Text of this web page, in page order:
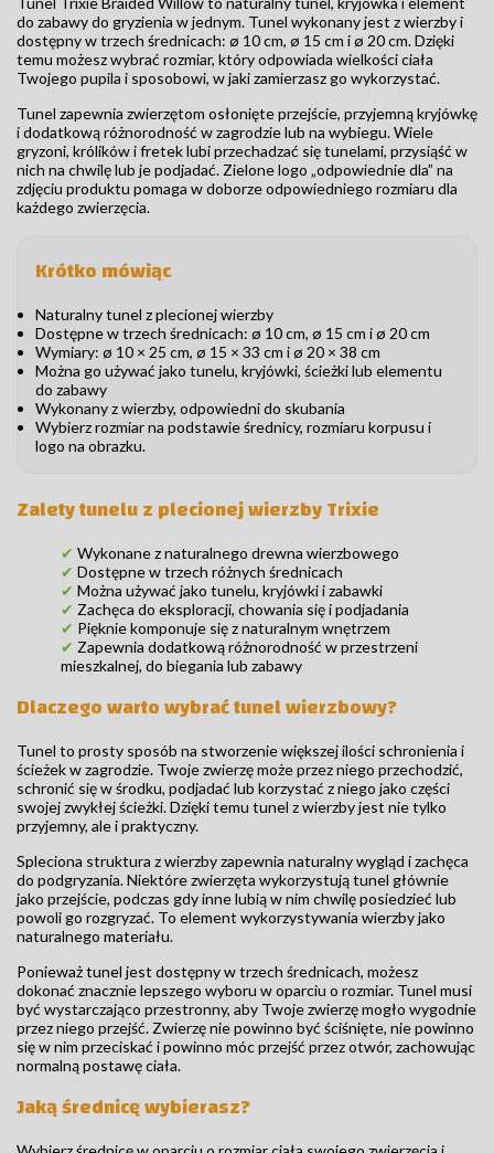
do zabawy do gryzienia w jednym. Tunel wykonany jest z wierzby i
dostępny w trzech średnicach: ø 10 cm, ø 15 cm i ø 20 cm. Dzięki
temu możesz wybrać rozmiar, który odpowiada wielkości ciała
Twojego pupila i sposobowi, w jaki zamierzasz go wykorzystać.
Tunel zapewnia zwierzętom osłonięte przejście, przyjemną kryjówkę
i dodatkową różnorodność w zagrodzie lub na wybiegu. Wiele
gryzoni, królików i fretek lubi przechadzać się tunelami, przysiąść w
nich na chwilę lub je podjadać. Zielone logo „odpowiednie dla” na
zdjęciu produktu pomaga w doborze odpowiedniego rozmiaru dla
każdego zwierzęcia.
Krótko mówiąc
Naturalny tunel z plecionej wierzby
Dostępne w trzech średnicach: ø 10 cm, ø 15 cm i ø 20 cm
Wymiary: ø 10 × 25 cm, ø 15 × 33 cm i ø 20 × 38 cm
Można go używać jako tunelu, kryjówki, ścieżki lub elementu
do zabawy
Wykonany z wierzby, odpowiedni do skubania
Wybierz rozmiar na podstawie średnicy, rozmiaru korpusu i
logo na obrazku.
Zalety tunelu z plecionej wierzby Trixie
✔ Wykonane z naturalnego drewna wierzbowego
✔ Dostępne w trzech różnych średnicach
✔ Można używać jako tunelu, kryjówki i zabawki
✔ Zachęca do eksploracji, chowania się i podjadania
✔ Pięknie komponuje się z naturalnym wnętrzem
✔ Zapewnia dodatkową różnorodność w przestrzeni
mieszkalnej, do biegania lub zabawy
Dlaczego warto wybrać tunel wierzbowy?
Tunel to prosty sposób na stworzenie większej ilości schronienia i
ścieżek w zagrodzie. Twoje zwierzę może przez niego przechodzić,
schronić się w środku, podjadać lub korzystać z niego jako części
swojej zwykłej ścieżki. Dzięki temu tunel z wierzby jest nie tylko
przyjemny, ale i praktyczny.
Spleciona struktura z wierzby zapewnia naturalny wygląd i zachęca
do podgryzania. Niektóre zwierzęta wykorzystują tunel głównie
jako przejście, podczas gdy inne lubią w nim chwilę posiedzieć lub
powoli go rozgryzać. To element wykorzystywania wierzby jako
naturalnego materiału.
Ponieważ tunel jest dostępny w trzech średnicach, możesz
dokonać znacznie lepszego wyboru w oparciu o rozmiar. Tunel musi
być wystarczająco przestronny, aby Twoje zwierzę mogło wygodnie
przez niego przejść. Zwierzę nie powinno być ściśnięte, nie powinno
się w nim przeciskać i powinno móc przejść przez otwór, zachowując
normalną postawę ciała.
Jaką średnicę wybierasz?